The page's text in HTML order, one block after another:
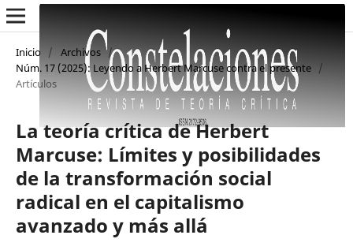
Inicio / Archivos /
Núm. 17 (2025): Leyendo a Herbert Marcuse contra el presente /
Artículos
La teoría crítica de Herbert
Marcuse: Límites y posibilidades
de la transformación social
radical en el capitalismo
avanzado y más allá